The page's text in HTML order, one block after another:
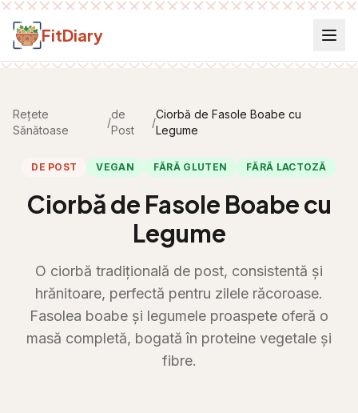
Salt la conținut
FitDiary
Rețete
Sănătoase
/
de
Post
/
Ciorbă de Fasole Boabe cu
Legume
DE POST VEGAN FĂRĂ GLUTEN FĂRĂ LACTOZĂ
Ciorbă de Fasole Boabe cu
Legume
O ciorbă tradițională de post, consistentă și
hrănitoare, perfectă pentru zilele răcoroase.
Fasolea boabe și legumele proaspete oferă o
masă completă, bogată în proteine vegetale și
fibre.